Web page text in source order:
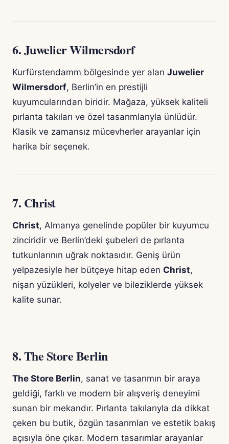
6.Juwelier Wilmersdorf
Kurfürstendamm bölgesinde yer alan Juwelier
Wilmersdorf, Berlin’in en prestijli
kuyumcularından biridir. Mağaza, yüksek kaliteli
pırlanta takıları ve özel tasarımlarıyla ünlüdür.
Klasik ve zamansız mücevherler arayanlar için
harika bir seçenek.
7. Christ
Christ, Almanya genelinde popüler bir kuyumcu
zinciridir ve Berlin’deki şubeleri de pırlanta
tutkunlarının uğrak noktasıdır. Geniş ürün
yelpazesiyle her bütçeye hitap eden Christ,
nişan yüzükleri, kolyeler ve bileziklerde yüksek
kalite sunar.
8.The Store Berlin
The Store Berlin, sanat ve tasarımın bir araya
geldiği, farklı ve modern bir alışveriş deneyimi
sunan bir mekandır. Pırlanta takılarıyla da dikkat
çeken bu butik, özgün tasarımları ve estetik bakış
açısıyla öne çıkar. Modern tasarımlar arayanlar